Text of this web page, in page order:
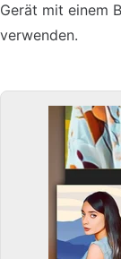
Gerät mit einem
verwenden.